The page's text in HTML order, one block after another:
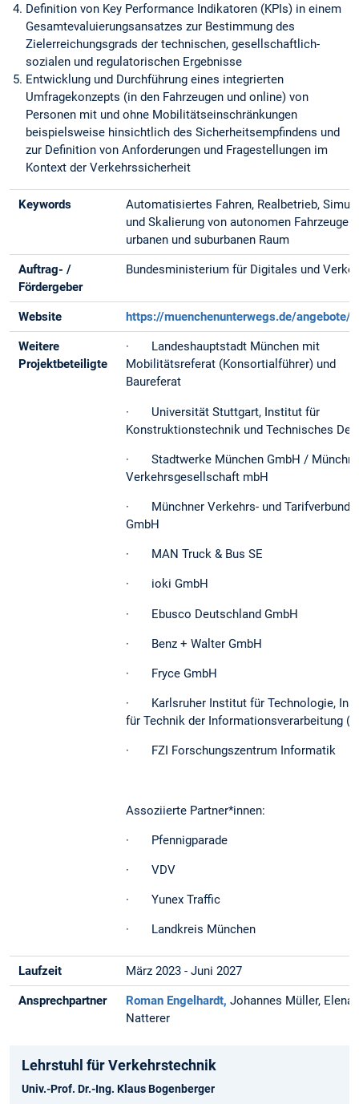
Definition von Key Performance Indikatoren (KPIs) in einem
Gesamtevaluierungsansatzes zur Bestimmung des
Zielerreichungsgrads der technischen, gesellschaftlich-
sozialen und regulatorischen Ergebnisse
Entwicklung und Durchführung eines integrierten
Umfragekonzepts (in den Fahrzeugen und online) von
Personen mit und ohne Mobilitätseinschränkungen
beispielsweise hinsichtlich des Sicherheitsempfindens und
zur Definition von Anforderungen und Fragestellungen im
Kontext der Verkehrssicherheit
Keywords
Automatisiertes Fahren, Realbetrieb,
und Skalierung von autonomen Fahrzeugen
urbanen und suburbanen Raum
Auftrag- /
Fördergeber
Bundesministerium für Digitales und
Website https://muenchenunterwegs.de/angebote/
Weitere
Projektbeteiligte
· Landeshauptstadt München mit
Mobilitätsreferat (Konsortialführer) und
Baureferat
· Universität Stuttgart, Institut für
Konstruktionstechnik und Technisches
· Stadtwerke München GmbH /
Verkehrsgesellschaft mbH
· Münchner Verkehrs- und Tarifverbund
GmbH
· MAN Truck & Bus SE
· ioki GmbH
· Ebusco Deutschland GmbH
· Benz + Walter GmbH
· Fryce GmbH
· Karlsruher Institut für Technologie,
für Technik der Informationsverarbeitung
· FZI Forschungszentrum Informatik
Assoziierte Partner*innen:
· Pfennigparade
· VDV
· Yunex Traffic
· Landkreis München
Laufzeit März 2023 - Juni 2027
Ansprechpartner Roman Engelhardt, Johannes Müller, Elena
Natterer
Lehrstuhl für Verkehrstechnik
Univ.-Prof. Dr.-Ing. Klaus Bogenberger